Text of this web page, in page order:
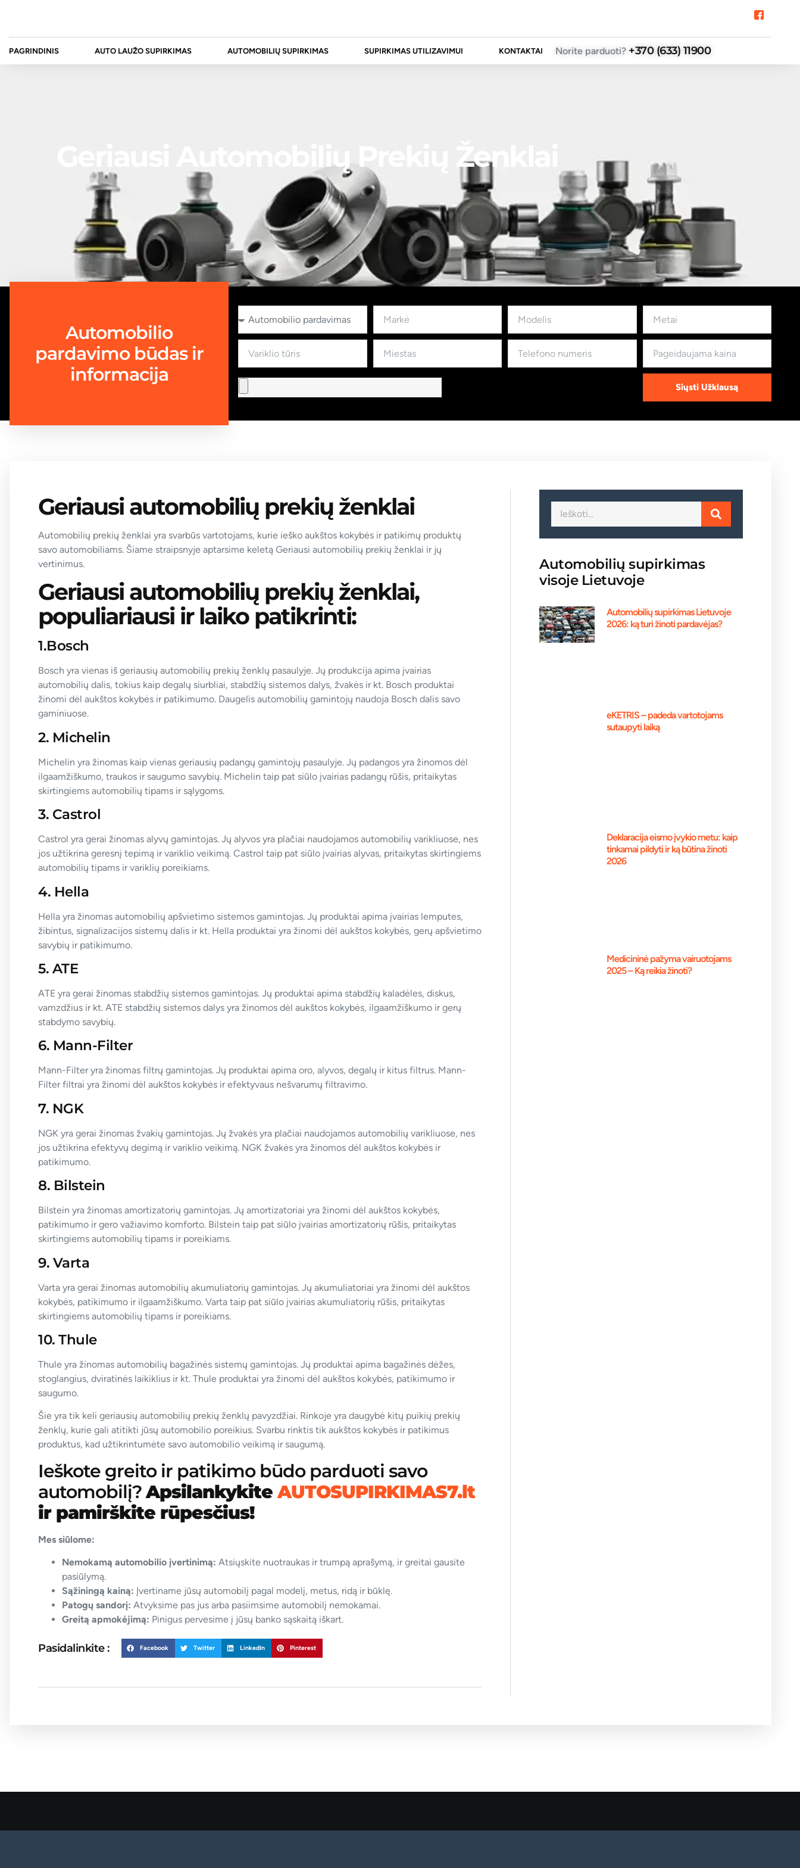
PAGRINDINIS AUTO LAUŽO SUPIRKIMAS AUTOMOBILIŲ SUPIRKIMAS SUPIRKIMAS UTILIZAVIMUI KONTAKTAI Norite parduoti? +370 (633) 11900
Geriausi Automobilių Prekių Ženklai
Automobilio
pardavimo būdas ir
informacija
Siųsti Užklausą
Geriausi automobilių prekių ženklai
Automobilių prekių ženklai yra svarbūs vartotojams, kurie ieško aukštos kokybės ir patikimų produktų
savo automobiliams. Šiame straipsnyje aptarsime keletą Geriausi automobilių prekių ženklai ir jų
vertinimus.
Geriausi automobilių prekių ženklai,
populiariausi ir laiko patikrinti:
1.Bosch
Bosch yra vienas iš geriausių automobilių prekių ženklų pasaulyje. Jų produkcija apima įvairias
automobilių dalis, tokius kaip degalų siurbliai, stabdžių sistemos dalys, žvakės ir kt. Bosch produktai
žinomi dėl aukštos kokybės ir patikimumo. Daugelis automobilių gamintojų naudoja Bosch dalis savo
gaminiuose.
2. Michelin
Michelin yra žinomas kaip vienas geriausių padangų gamintojų pasaulyje. Jų padangos yra žinomos dėl
ilgaamžiškumo, traukos ir saugumo savybių. Michelin taip pat siūlo įvairias padangų rūšis, pritaikytas
skirtingiems automobilių tipams ir sąlygoms.
3. Castrol
Castrol yra gerai žinomas alyvų gamintojas. Jų alyvos yra plačiai naudojamos automobilių varikliuose, nes
jos užtikrina geresnį tepimą ir variklio veikimą. Castrol taip pat siūlo įvairias alyvas, pritaikytas skirtingiems
automobilių tipams ir variklių poreikiams.
4. Hella
Hella yra žinomas automobilių apšvietimo sistemos gamintojas. Jų produktai apima įvairias lemputes,
žibintus, signalizacijos sistemų dalis ir kt. Hella produktai yra žinomi dėl aukštos kokybės, gerų apšvietimo
savybių ir patikimumo.
5. ATE
ATE yra gerai žinomas stabdžių sistemos gamintojas. Jų produktai apima stabdžių kaladėles, diskus,
vamzdžius ir kt. ATE stabdžių sistemos dalys yra žinomos dėl aukštos kokybės, ilgaamžiškumo ir gerų
stabdymo savybių.
6. Mann-Filter
Mann-Filter yra žinomas filtrų gamintojas. Jų produktai apima oro, alyvos, degalų ir kitus filtrus. Mann-
Filter filtrai yra žinomi dėl aukštos kokybės ir efektyvaus nešvarumų filtravimo.
7. NGK
NGK yra gerai žinomas žvakių gamintojas. Jų žvakės yra plačiai naudojamos automobilių varikliuose, nes
jos užtikrina efektyvų degimą ir variklio veikimą. NGK žvakės yra žinomos dėl aukštos kokybės ir
patikimumo.
8. Bilstein
Bilstein yra žinomas amortizatorių gamintojas. Jų amortizatoriai yra žinomi dėl aukštos kokybės,
patikimumo ir gero važiavimo komforto. Bilstein taip pat siūlo įvairias amortizatorių rūšis, pritaikytas
skirtingiems automobilių tipams ir poreikiams.
9. Varta
Varta yra gerai žinomas automobilių akumuliatorių gamintojas. Jų akumuliatoriai yra žinomi dėl aukštos
kokybės, patikimumo ir ilgaamžiškumo. Varta taip pat siūlo įvairias akumuliatorių rūšis, pritaikytas
skirtingiems automobilių tipams ir poreikiams.
10. Thule
Thule yra žinomas automobilių bagažinės sistemų gamintojas. Jų produktai apima bagažinės dėžes,
stoglangius, dviratinės laikiklius ir kt. Thule produktai yra žinomi dėl aukštos kokybės, patikimumo ir
saugumo.
Šie yra tik keli geriausių automobilių prekių ženklų pavyzdžiai. Rinkoje yra daugybė kitų puikių prekių
ženklų, kurie gali atitikti jūsų automobilio poreikius. Svarbu rinktis tik aukštos kokybės ir patikimus
produktus, kad užtikrintumėte savo automobilio veikimą ir saugumą.
Ieškote greito ir patikimo būdo parduoti savo
automobilį?Apsilankykite AUTOSUPIRKIMAS7.lt
ir pamirškite rūpesčius!
Mes siūlome:
Nemokamą automobilio įvertinimą: Atsiųskite nuotraukas ir trumpą aprašymą, ir greitai gausite
pasiūlymą.
Sąžiningą kainą: Įvertiname jūsų automobilį pagal modelį, metus, ridą ir būklę.
Patogų sandorį: Atvyksime pas jus arba pasiimsime automobilį nemokamai.
Greitą apmokėjimą: Pinigus pervesime į jūsų banko sąskaitą iškart.
Pasidalinkite : Facebook Twitter LinkedIn Pinterest
Automobilių supirkimas
visoje Lietuvoje
Automobilių supirkimas Lietuvoje
2026: ką turi žinoti pardavėjas?
eKETRIS – padeda vartotojams
sutaupyti laiką
Deklaracija eismo įvykio metu: kaip
tinkamai pildyti ir ką būtina žinoti
2026
Medicininė pažyma vairuotojams
2025 – Ką reikia žinoti?